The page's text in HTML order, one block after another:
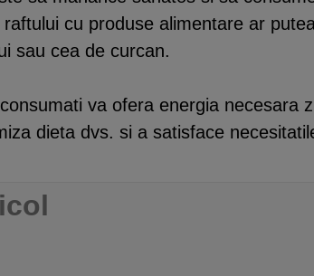
cu produse alimentare ar
sau cea de curcan.
va ofera energia necesara
dieta dvs. si a satisface